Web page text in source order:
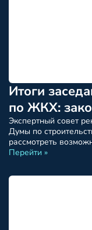
Итоги
по ЖКХ:
инициативы
Экспертный совет
Думы по
рассмотреть
законодательство о
итогам обсуждения
ремонта, которые
Перейти »